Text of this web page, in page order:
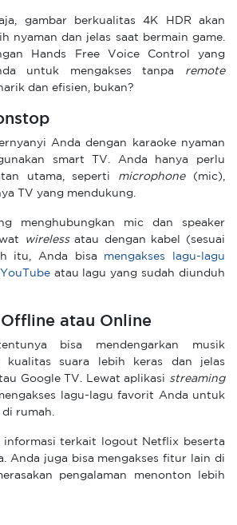
gambar berkualitas 4K HDR akan
nyaman dan jelas saat bermain game.
Hands Free Voice Control yang
untuk mengakses tanpa remote
dan efisien, bukan?
Anda dengan karaoke nyaman
smart TV. Anda hanya perlu
utama, seperti microphone (mic),
TV yang mendukung.
menghubungkan mic dan speaker
wirelessatau dengan kabel (sesuai
itu, Anda bisa mengakses lagu-lagu
atau lagu yang sudah diunduh
atau Online
bisa mendengarkan musik
kualitas suara lebih keras dan jelas
Google TV. Lewat aplikasi streaming
lagu-lagu favorit Anda untuk
rumah.
informasi terkait logout Netflix beserta
Anda juga bisa mengakses fitur lain di
pengalaman menonton lebih